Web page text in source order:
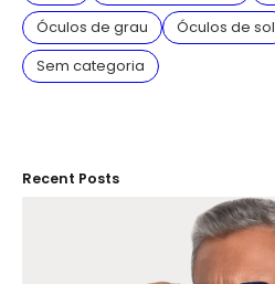
Óculos de grau
Óculos de sol
Sem categoria
Recent Posts